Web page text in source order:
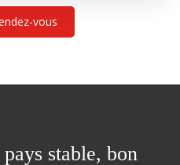
vous
stable, bon